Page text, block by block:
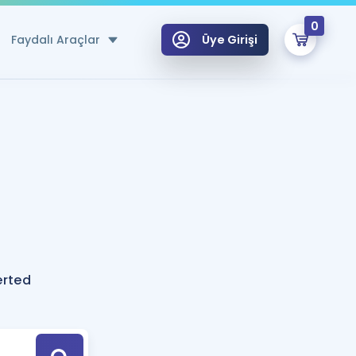
Faydalı Araçlar
Hesaplama Aracı
için Öneriler
Tek Takvimde
Üye Girişi
0
Hoca ile seni sınava hazırlayacak onlarca eğitim seni bekliyor!